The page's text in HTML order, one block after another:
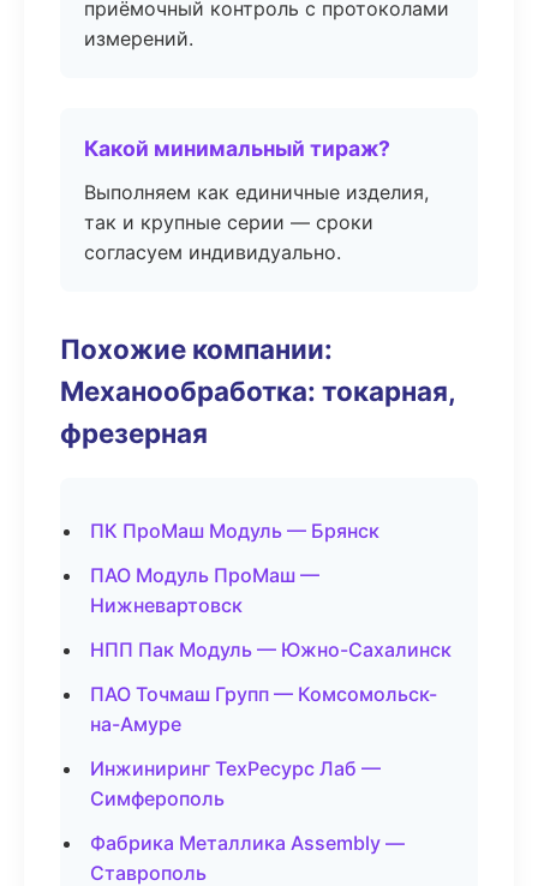
приёмочный контроль с протоколами
измерений.
Какой минимальный тираж?
Выполняем как единичные изделия,
так и крупные серии — сроки
согласуем индивидуально.
Похожие компании:
Механообработка: токарная,
фрезерная
ПК ПроМаш Модуль — Брянск
ПАО Модуль ПроМаш —
Нижневартовск
НПП Пак Модуль — Южно-Сахалинск
ПАО Точмаш Групп — Комсомольск-
на-Амуре
Инжиниринг ТехРесурс Лаб —
Симферополь
Фабрика Металлика Assembly —
Ставрополь